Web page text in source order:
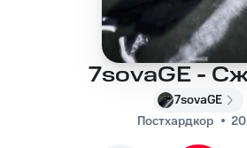
7sovaGE -
7sovaGE
Постхардкор